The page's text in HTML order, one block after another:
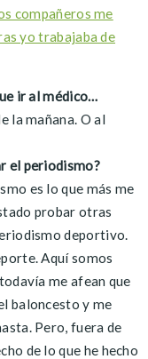
compañeros me
yo trabajaba de
ir al médico…
la mañana. O al
el periodismo?
es lo que más me
probar otras
deportivo.
Aquí somos
me afean que
baloncesto y me
Pero, fuera de
de lo que he hecho